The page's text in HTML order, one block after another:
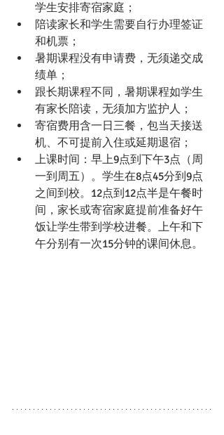
学生安排寄宿家庭；
陪读家长和学生需要自行办理签证
和机票；
暑期课程没有申请费，无须递交成
绩单；
跟长期课程不同，暑期课程如学生
有家长陪读，无须加方监护人；
寄宿费用含一日三餐，包当天接送
机、不可提前入住或延期退宿；
上课时间：早上9点到下午3点（周
一到周五）。学生在8点45分到9点
之间到校。12点到12点半是午餐时
间，家长或寄宿家庭提前准备好午
饭让学生带到学校进餐。上午和下
午分别有一次15分钟的课间休息。